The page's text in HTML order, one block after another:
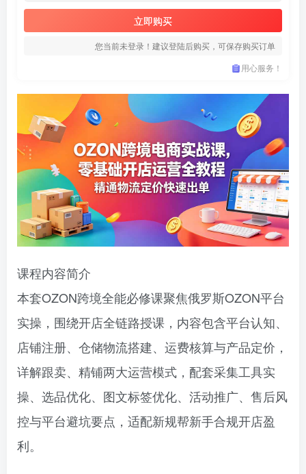
立即购买
您当前未登录！建议登陆后购买，可保存购买订单
用心服务！
课程内容简介
本套OZON跨境全能必修课聚焦俄罗斯OZON平台
实操，围绕开店全链路授课，内容包含平台认知、
店铺注册、仓储物流搭建、运费核算与产品定价，
详解跟卖、精铺两大运营模式，配套采集工具实
操、选品优化、图文标签优化、活动推广、售后风
控与平台避坑要点，适配新规帮新手合规开店盈
利。